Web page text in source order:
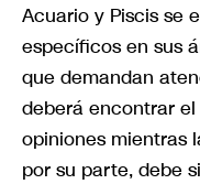
Acuario y Piscis se
específicos en sus
que demandan
deberá encontrar
opiniones mientras
por su parte, debe